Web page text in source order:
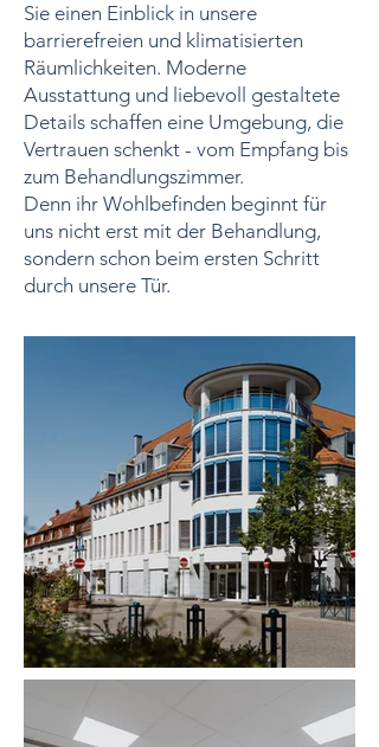
Sie einen Einblick in unsere
barrierefreien und klimatisierten
Räumlichkeiten. Moderne
Ausstattung und liebevoll gestaltete
Details schaffen eine Umgebung, die
Vertrauen schenkt - vom Empfang bis
zum Behandlungszimmer.
Denn ihr Wohlbefinden beginnt für
uns nicht erst mit der Behandlung,
sondern schon beim ersten Schritt
durch unsere Tür.